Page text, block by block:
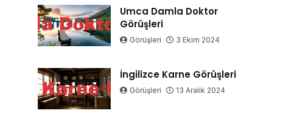
Umca Damla Doktor
Görüşleri
Görüşleri 3 Ekim 2024
İngilizce Karne Görüşleri
Görüşleri 13 Aralık 2024